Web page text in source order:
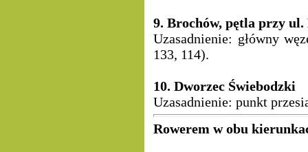
9. Brochów, pętla przy ul.
Uzasadnienie: główny
133, 114).
10. Dworzec Świebodzki
Uzasadnienie: punkt
Rowerem w obu